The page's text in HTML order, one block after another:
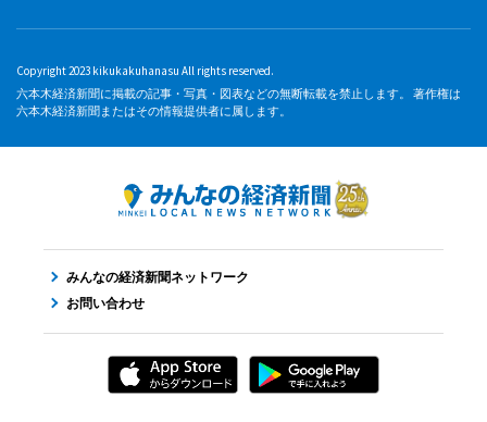
Copyright 2023 kikukakuhanasu All rights reserved.
六本木経済新聞に掲載の記事・写真・図表などの無断転載を禁止します。 著作権は
六本木経済新聞またはその情報提供者に属します。
みんなの経済新聞ネットワーク
お問い合わせ